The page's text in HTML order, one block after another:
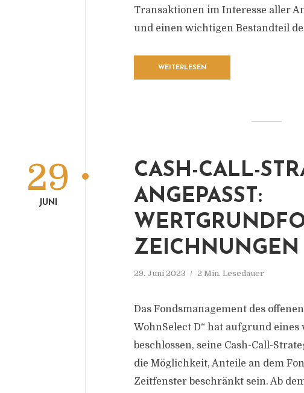
Transaktionen im Interesse aller
und einen wichtigen Bestandteil
WEITERLESEN
CASH-CALL-
ANGEPASST:
ZEICHNUNGEN
29. Juni 2023 2 Min. Lesedauer
29
JUNI
Das Fondsmanagement des
WohnSelect D“ hat aufgrund
beschlossen, seine Cash-Call-
die Möglichkeit, Anteile an dem
Zeitfenster beschränkt sein. Ab